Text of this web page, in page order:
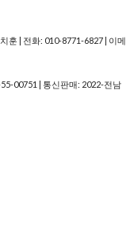
훈 | 전화: 010-8771-6827 | 이메
00751 | 통신판매: 2022-전남